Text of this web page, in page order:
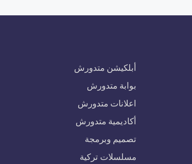
أبلكيشن متدورش
بوابة متدورش
اعلانات متدورش
أكاديمية متدورش
تصميم وبرمجة
مسلسلات تركية